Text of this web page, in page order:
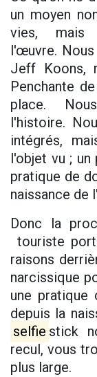
un moyen
vies, mais
l'œuvre.
Jeff Koons,
Penchante
place.
l'histoire.
intégrés,
l'objet vu ; un
pratique de
naissance de
Donc la
touriste
raisons
narcissique
une pratique
depuis la
selfie stick
recul, vous
plus large.